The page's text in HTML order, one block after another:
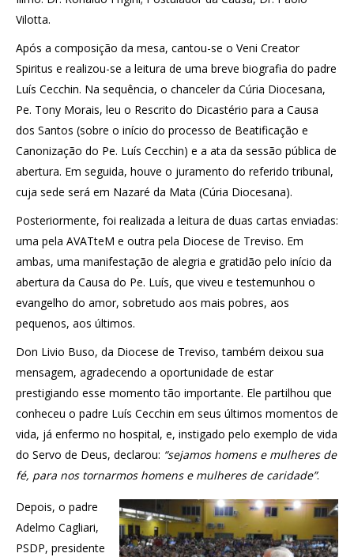
Vilotta.
Após a composição da mesa, cantou-se o Veni Creator
Spiritus e realizou-se a leitura de uma breve biografia do padre
Luís Cecchin. Na sequência, o chanceler da Cúria Diocesana,
Pe. Tony Morais, leu o Rescrito do Dicastério para a Causa
dos Santos (sobre o início do processo de Beatificação e
Canonização do Pe. Luís Cecchin) e a ata da sessão pública de
abertura. Em seguida, houve o juramento do referido tribunal,
cuja sede será em Nazaré da Mata (Cúria Diocesana).
Posteriormente, foi realizada a leitura de duas cartas enviadas:
uma pela AVATteM e outra pela Diocese de Treviso. Em
ambas, uma manifestação de alegria e gratidão pelo início da
abertura da Causa do Pe. Luís, que viveu e testemunhou o
evangelho do amor, sobretudo aos mais pobres, aos
pequenos, aos últimos.
Don Livio Buso, da Diocese de Treviso, também deixou sua
mensagem, agradecendo a oportunidade de estar
prestigiando esse momento tão importante. Ele partilhou que
conheceu o padre Luís Cecchin em seus últimos momentos de
vida, já enfermo no hospital, e, instigado pelo exemplo de vida
do Servo de Deus, declarou: “sejamos homens e mulheres de
fé, para nos tornarmos homens e mulheres de caridade”.
Depois, o padre
Adelmo Cagliari,
PSDP, presidente